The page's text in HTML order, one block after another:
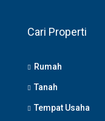
Cari Properti
Rumah
Tanah
Tempat Usaha